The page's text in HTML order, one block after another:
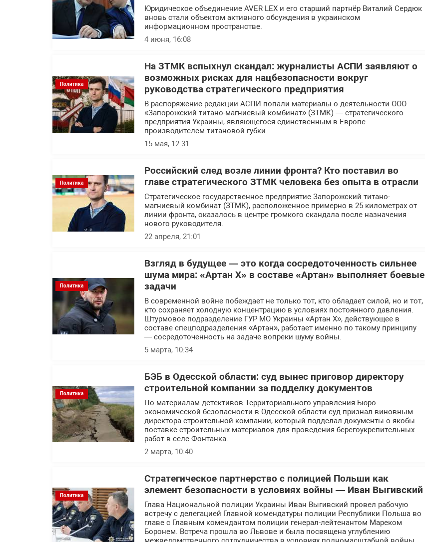
Юридическое объединение AVER LEX и его старший партнёр Виталий Сердюк
вновь стали объектом активного обсуждения в украинском
информационном пространстве.
4 июня, 16:08
Политика
На ЗТМК вспыхнул скандал: журналисты АСПИ заявляют о
возможных рисках для нацбезопасности вокруг
руководства стратегического предприятия
В распоряжение редакции АСПИ попали материалы о деятельности ООО
«Запорожский титано-магниевый комбинат» (ЗТМК) — стратегического
предприятия Украины, являющегося единственным в Европе
производителем титановой губки.
15 мая, 12:31
Политика
Российский след возле линии фронта? Кто поставил во
главе стратегического ЗТМК человека без опыта в отрасли
Стратегическое государственное предприятие Запорожский титано-
магниевый комбинат (ЗТМК), расположенное примерно в 25 километрах от
линии фронта, оказалось в центре громкого скандала после назначения
нового руководителя.
22 апреля, 21:01
Политика
Взгляд в будущее — это когда сосредоточенность сильнее
шума мира: «Артан Х» в составе «Артан» выполняет боевые
задачи
В современной войне побеждает не только тот, кто обладает силой, но и тот,
кто сохраняет холодную концентрацию в условиях постоянного давления.
Штурмовое подразделение ГУР МО Украины «Артан Х», действующее в
составе спецподразделения «Артан», работает именно по такому принципу
— сосредоточенность на задаче вопреки шуму войны.
5 марта, 10:34
Политика
БЭБ в Одесской области: суд вынес приговор директору
строительной компании за подделку документов
По материалам детективов Территориального управления Бюро
экономической безопасности в Одесской области суд признал виновным
директора строительной компании, который подделал документы о якобы
поставке строительных материалов для проведения берегоукрепительных
работ в селе Фонтанка.
2 марта, 10:40
Политика
Стратегическое партнерство с полицией Польши как
элемент безопасности в условиях войны — Иван Выгивский
Глава Национальной полиции Украины Иван Выгивский провел рабочую
встречу с делегацией Главной комендатуры полиции Республики Польша во
главе с Главным комендантом полиции генерал-лейтенантом Мареком
Боронем. Встреча прошла во Львове и была посвящена углублению